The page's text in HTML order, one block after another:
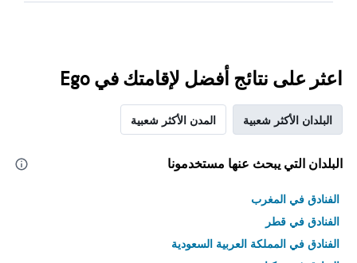
اعثر على نتائج أفضل لإقامتك في Ego
البلدان الأكثر شعبية المدن الأكثر شعبية
البلدان التي يبحث عنها مستخدمونا
الفنادق في المغرب
الفنادق في قطر
الفنادق في المملكة العربية السعودية